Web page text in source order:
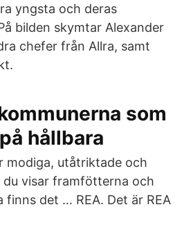
yngsta och deras
bilden skymtar Alexander
chefer från Allra, samt
som
hållbara
modiga, utåtriktade och
du visar framfötterna och
finns det … REA. Det är REA